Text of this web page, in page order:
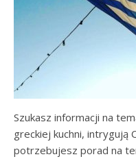
Szukasz informacji na
greckiej kuchni, intrygują
potrzebujesz porad na